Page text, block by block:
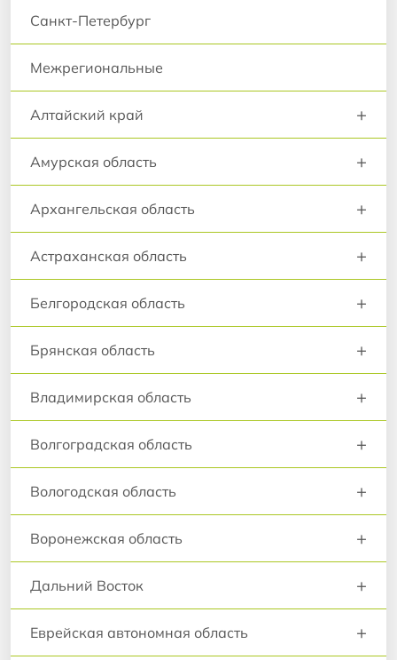
Санкт-Петербург
Межрегиональные
Алтайский край +
Амурская область +
Архангельская область +
Астраханская область +
Белгородская область +
Брянская область +
Владимирская область +
Волгоградская область +
Вологодская область +
Воронежская область +
Дальний Восток +
Еврейская автономная область +